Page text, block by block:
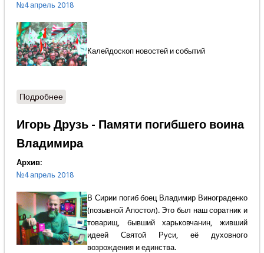
№4 апрель 2018
Калейдоскоп новостей и событий
Подробнеео Международная панорама
Игорь Друзь - Памяти погибшего воина
Владимира
Архив:
№4 апрель 2018
В Сирии погиб боец Владимир Винограденко
(позывной Апостол). Это был наш соратник и
товарищ, бывший харьковчанин, живший
идеей Святой Руси, её духовного
возрождения и единства.